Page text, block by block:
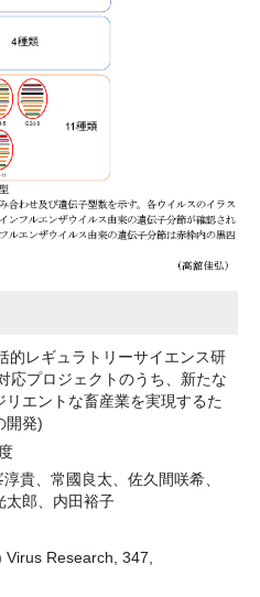
的レギュラトリーサイエンス研
応プロジェクトのうち、新たな
エントな畜産業を実現するた
開発)
貴、常國良太、佐久間咲希、
太郎、内田裕子
Virus Research, 347,